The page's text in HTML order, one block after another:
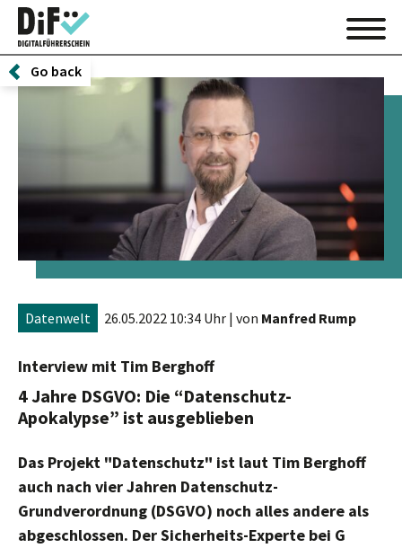
Go back
Datenwelt 26.05.2022 10:34 Uhr | von Manfred Rump
Interview mit Tim Berghoff
4 Jahre DSGVO: Die “Datenschutz-
Apokalypse” ist ausgeblieben
Das Projekt "Datenschutz" ist laut Tim Berghoff
auch nach vier Jahren Datenschutz-
Grundverordnung (DSGVO) noch alles andere als
abgeschlossen. Der Sicherheits-Experte bei G